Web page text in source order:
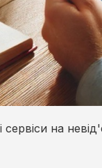
сервіси на